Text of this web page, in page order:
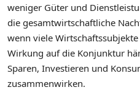
weniger Güter und
die gesamtwirtschaftliche
wenn viele
Wirkung auf die Konjunktur
Sparen, Investieren und
zusammenwirken.